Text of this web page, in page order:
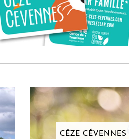
CÈZE CÉVENNES